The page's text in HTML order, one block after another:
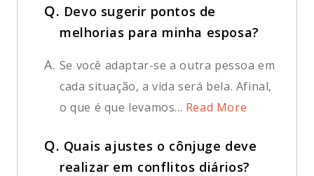
Q. Devo sugerir pontos de
melhorias para minha esposa?
A. Se você adaptar-se a outra pessoa em
cada situação, a vida será bela. Afinal,
o que é que levamos... Read More
Q. Quais ajustes o cônjuge deve
realizar em conflitos diários?